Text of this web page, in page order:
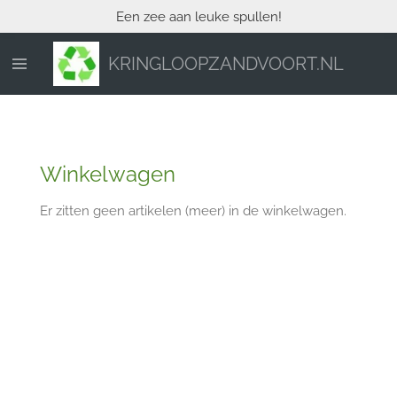
direct
naar
hoofdinhoud
KRINGLOOPZANDVOORT.NL
Een zee aan leuke spullen!
Winkelwagen
Er zitten geen artikelen (meer) in de winkelwagen.